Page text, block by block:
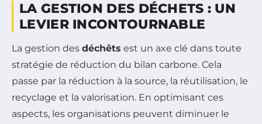
LA GESTION DES DÉCHETS : UN
LEVIER INCONTOURNABLE
La gestion des déchêts est un axe clé dans toute
stratégie de réduction du bilan carbone. Cela
passe par la réduction à la source, la réutilisation, le
recyclage et la valorisation. En optimisant ces
aspects, les organisations peuvent diminuer le